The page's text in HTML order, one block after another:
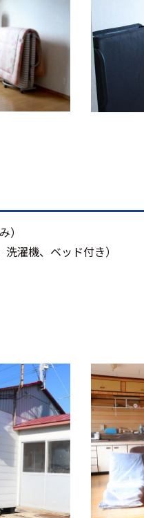
）
濯機、ベッド付き）